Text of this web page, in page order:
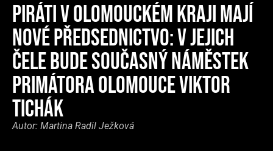
PIRÁTI V OLOMOUCKÉM KRAJI MAJÍ
NOVÉ PŘEDSEDNICTVO: V JEJICH
ČELE BUDE SOUČASNÝ NÁMĚSTEK
PRIMÁTORA OLOMOUCE VIKTOR
TICHÁK
Autor: Martina Radil Ježková